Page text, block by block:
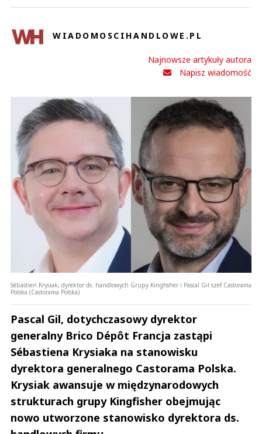
WIADOMOSCIHANDLOWE.PL
Najnowsze artykuły autora
Napisz wiadomość
Sébastien Krysiak, dyrektor ds. handlowych Grupy Kingfisher i Pascal Gil szef Castorama
Polska (Castorama Polska)
Pascal Gil, dotychczasowy dyrektor
generalny Brico Dépôt Francja zastąpi
Sébastiena Krysiaka na stanowisku
dyrektora generalnego Castorama Polska.
Krysiak awansuje w międzynarodowych
strukturach grupy Kingfisher obejmując
nowo utworzone stanowisko dyrektora ds.